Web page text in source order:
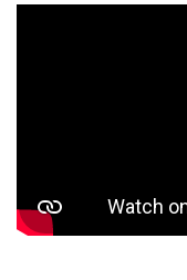
Serviciul